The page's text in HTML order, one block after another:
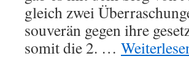
gleich zwei
souverän gegen ihre
somit die 2. …